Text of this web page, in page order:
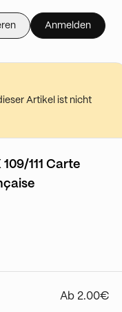
Anmelden
Artikel ist nicht
111 Carte
Ab 2.00€